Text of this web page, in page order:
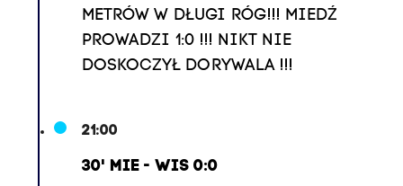
METRÓW W DŁUGI RÓG !!! MIEDŹ
PROWADZI 1:0 !!! NIKT NIE
DOSKOCZYŁ DO RYWALA !!!
21:00
30' MIE - WIS 0:0